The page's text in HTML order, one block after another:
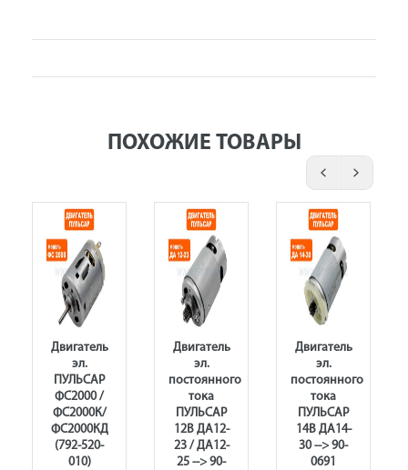
ПОХОЖИЕ ТОВАРЫ
Двигатель
эл.
ПУЛЬСАР
ФС2000 /
ФС2000К/
ФС2000КД
(792-520-
010)
Двигатель
эл.
постоянного
тока
ПУЛЬСАР
12В ДА12-
23 / ДА12-
25 --> 90-
Двигатель
эл.
постоянного
тока
ПУЛЬСАР
14В ДА14-
30 --> 90-
0691